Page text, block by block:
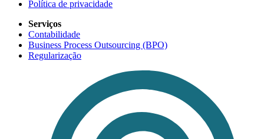
Política de privacidade
Serviços
Contabilidade
Business Process Outsourcing (BPO)
Regularização